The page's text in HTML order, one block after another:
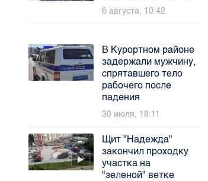
6 августа, 10:42
В Курортном районе
задержали мужчину,
спрятавшего тело
рабочего после
падения
30 июля, 18:11
Щит "Надежда"
закончил проходку
участка на
"зеленой" ветке